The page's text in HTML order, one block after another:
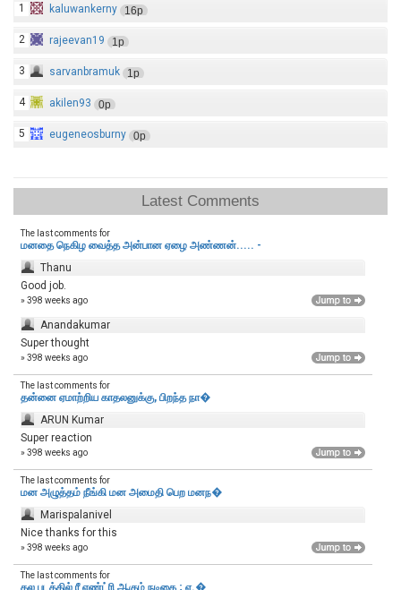
1 kaluwankerny 16p
2 rajeevan19 1p
3 sarvanbramuk 1p
4 akilen93 0p
5 eugeneosburny 0p
Latest Comments
The last comments for
மனதை நெகிழ வைத்த அன்பான ஏழை அண்ணன்..... -
Thanu
Good job.
» 398 weeks ago
Anandakumar
Super thought
» 398 weeks ago
The last comments for
தன்னை ஏமாற்றிய காதலனுக்கு, பிறந்த நா�
ARUN Kumar
Super reaction
» 398 weeks ago
The last comments for
மன அழுத்தம் நீங்கி மன அமைதி பெற‌ மனந�
Marispalanivel
Nice thanks for this
» 398 weeks ago
The last comments for